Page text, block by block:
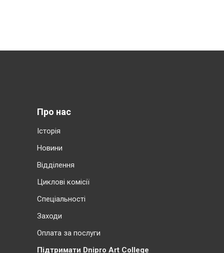
Про нас
Історія
Новини
Відділення
Циклові комісії
Cпеціальності
Заходи
Оплата за послуги
Підтримати Dnipro Art College